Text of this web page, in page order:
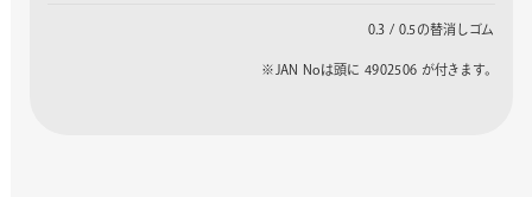
0.3 / 0.5の替消しゴム
※JAN Noは頭に 4902506 が付きます。